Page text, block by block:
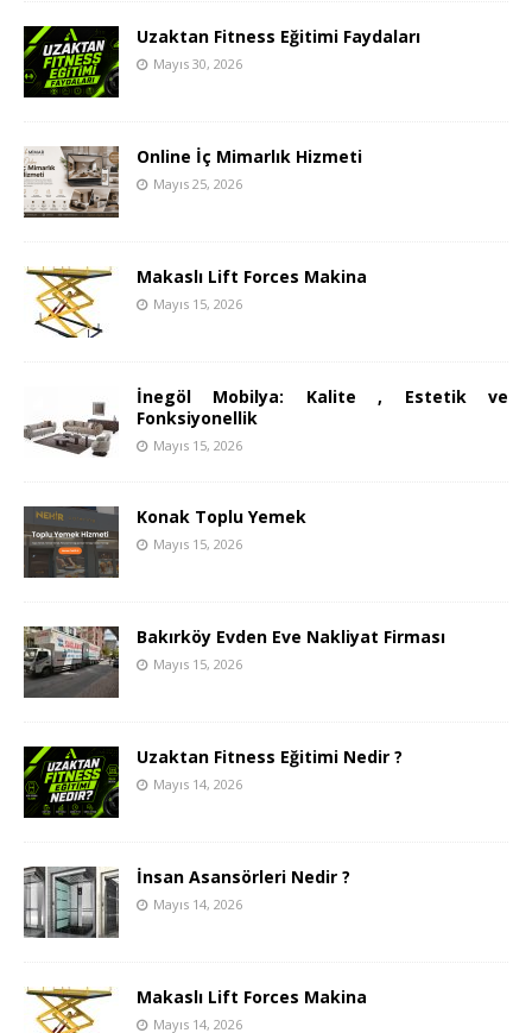
Uzaktan Fitness Eğitimi Faydaları
Mayıs 30, 2026
Online İç Mimarlık Hizmeti
Mayıs 25, 2026
Makaslı Lift Forces Makina
Mayıs 15, 2026
İnegöl Mobilya: Kalite , Estetik ve
Fonksiyonellik
Mayıs 15, 2026
Konak Toplu Yemek
Mayıs 15, 2026
Bakırköy Evden Eve Nakliyat Firması
Mayıs 15, 2026
Uzaktan Fitness Eğitimi Nedir ?
Mayıs 14, 2026
İnsan Asansörleri Nedir ?
Mayıs 14, 2026
Makaslı Lift Forces Makina
Mayıs 14, 2026